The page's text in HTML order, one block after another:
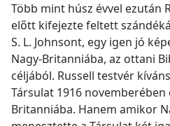
Több mint húsz évvel ezután
előtt kifejezte feltett
S. L. Johnsont, egy igen jó
Nagy-Britanniába, az ottani
céljából. Russell testvér
Társulat 1916
Britanniába. Hanem amikor